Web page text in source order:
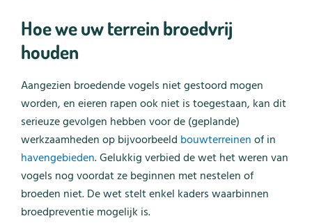
Hoe we uw terrein broedvrij
houden
Aangezien broedende vogels niet gestoord mogen
worden, en eieren rapen ook niet is toegestaan, kan dit
serieuze gevolgen hebben voor de (geplande)
werkzaamheden op bijvoorbeeld bouwterreinenof in
havengebieden. Gelukkig verbied de wet het weren van
vogels nog voordat ze beginnen met nestelen of
broeden niet. De wet stelt enkel kaders waarbinnen
broedpreventie mogelijk is.